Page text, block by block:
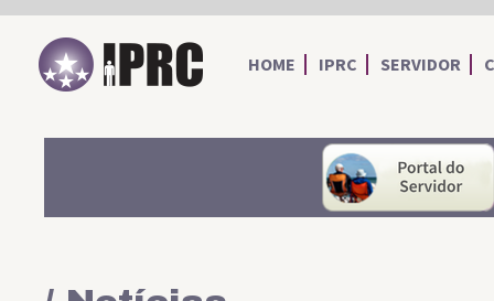
IPRC
HOME IPRC SERVIDOR